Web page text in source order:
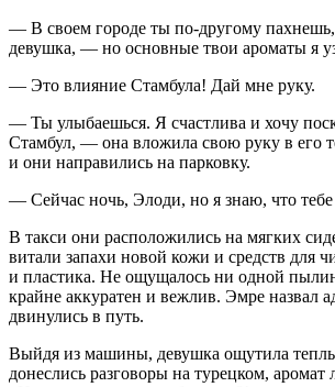
— В своем городе ты по-другому
девушка, — но основные твои ароматы я
— Это влияние Стамбула! Дай мне руку.
— Ты улыбаешься. Я счастлива и хочу
Стамбул, — она вложила свою руку в его
и они направились на парковку.
— Сейчас ночь, Элоди, но я знаю, что тебе
В такси они расположились на мягких
витали запахи новой кожи и средств для
и пластика. Не ощущалось ни одной
крайне аккуратен и вежлив. Эмре назвал
двинулись в путь.
Выйдя из машины, девушка ощутила
донеслись разговоры на турецком, аромат